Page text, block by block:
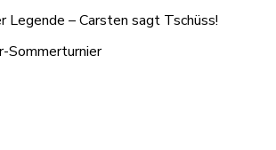
Legende – Carsten sagt Tschüss!
Sommerturnier